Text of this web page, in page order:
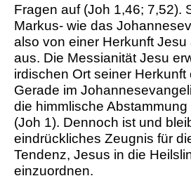
Fragen auf (Joh 1,46; 7,52).
Markus- wie das
also von einer Herkunft Jesu
aus. Die Messianität Jesu
irdischen Ort seiner Herkunft
Gerade im
die himmlische
(Joh 1). Dennoch ist und
eindrückliches Zeugnis für
Tendenz, Jesus in die
einzuordnen.